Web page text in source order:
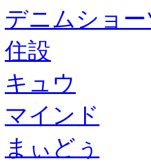
デニムショー
住設
キュウ
マインド
まぃどぅ